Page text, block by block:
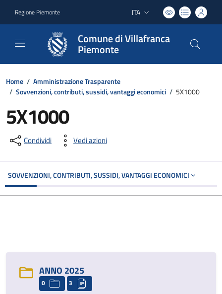
Regione Piemonte Lingua attiva:
ITA
Comune di Villafranca
Piemonte
Home / Amministrazione Trasparente
/ Sovvenzioni, contributi, sussidi, vantaggi economici / 5X1000
5X1000
Condividi Vedi azioni
SOVVENZIONI, CONTRIBUTI, SUSSIDI, VANTAGGI ECONOMICI
ANNO 2025
0 3